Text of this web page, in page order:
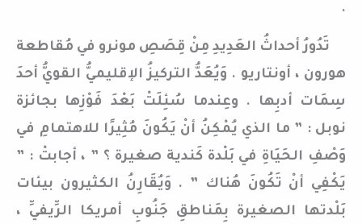
.
تَدُورُ أحداثُ العَدِيدِ مِنْ قِصَصِ مونرو في مُقاطعة
هورون ، أونتاريو . وَيُعَدُّ التركيزُ الإقليميُّ القويُّ أحدَ
سِمَات أدبِها . وعِندما سُئِلَتْ بَعْدَ فَوْزِها بجائزة
نوبل : ” ما الذي يُمْكِنُ أنْ يَكُونَ مُثِيرًا للاهتمامِ في
وَصْفِ الحَيَاةِ في بَلْدة كَندية صغيرة ؟ ” ، أجابتْ : ”
يَكْفِي أنْ تَكُونَ هُناك ” . وَيُقَارِنُ الكثيرون بيئات
بَلْدتها الصغيرة بِمَناطقِ جَنُوبِ أمريكا الرِّيفيِّ ،